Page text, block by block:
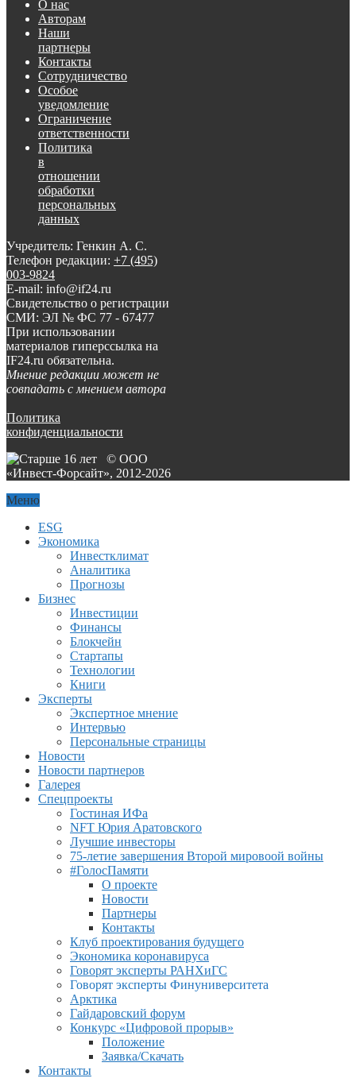
О нас
Авторам
Наши
партнеры
Контакты
Сотрудничество
Особое
уведомление
Ограничение
ответственности
Политика
в
отношении
обработки
персональных
данных
Учредитель: Генкин А. С.
Телефон редакции: +7 (495)
003-9824
E-mail: info@if24.ru
Свидетельство о регистрации
СМИ: ЭЛ № ФС 77 - 67477
При использовании
материалов гиперссылка на
IF24.ru обязательна.
Мнение редакции может не
совпадать с мнением автора
Политика
конфиденциальности
© ООО
«Инвест-Форсайт», 2012-2026
Меню
ESG
Экономика
Инвестклимат
Аналитика
Прогнозы
Бизнес
Инвестиции
Финансы
Блокчейн
Стартапы
Технологии
Книги
Эксперты
Экспертное мнение
Интервью
Персональные страницы
Новости
Новости партнеров
Галерея
Спецпроекты
Гостиная ИФа
NFT Юрия Аратовского
Лучшие инвесторы
75-летие завершения Второй мировоой войны
#ГолосПамяти
О проекте
Новости
Партнеры
Контакты
Клуб проектирования будущего
Экономика коронавируса
Говорят эксперты РАНХиГС
Говорят эксперты Финуниверситета
Арктика
Гайдаровский форум
Конкурс «Цифровой прорыв»
Положение
Заявка/Скачать
Контакты